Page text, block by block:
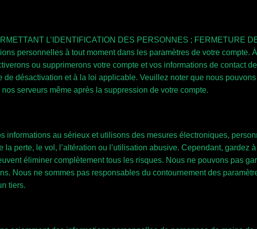
L’IDENTIFICATION DES PERSONNES ; FERMETURE
personnelles à tout moment dans les paramètres de votre compte.
ou supprimerons votre compte et vos informations de contact
désactivation et à la loi applicable. Veuillez noter que nous
serveurs même après la suppression de votre compte.
informations au sérieux et utilisons des mesures électroniques,
perte, le vol, l’altération ou l’utilisation abusive. Cependant, gardez à
éliminer complètement tous les risques. Nous ne pouvons pas
Nous ne sommes pas responsables du contournement des
tiers.